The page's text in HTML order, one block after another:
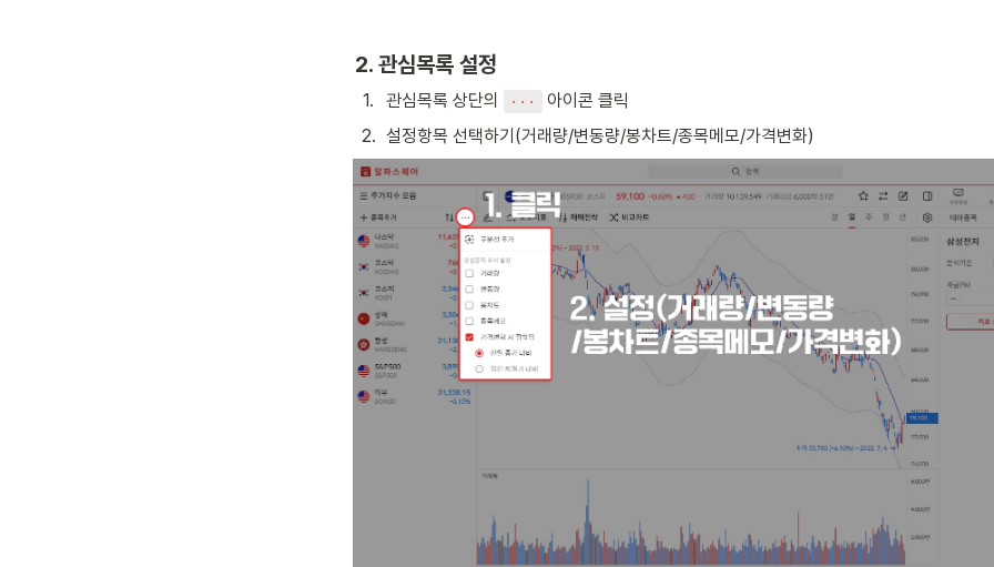
2. 관심목록 설정
1. 관심목록 상단의 ···
아이콘 클릭
2. 설정항목 선택하기(거래량/변동량/봉차트/종목메모/가격변화)